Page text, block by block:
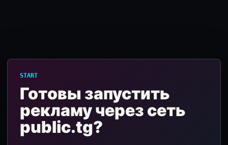
START
Готовы запустить
рекламу через сеть
public.tg?